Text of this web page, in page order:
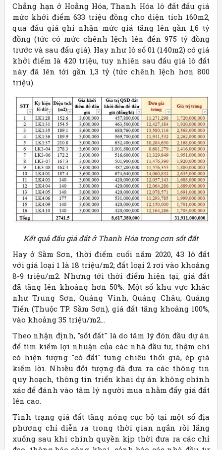
Chẳng hạn ở Hoằng Hóa, Thanh Hóa lô đất đấu giá
mức khởi điểm 633 triệu đồng cho diện tích 160m2,
qua đấu giá ghi nhận mức giá tăng lên gần 1,6 tỷ
đồng (tức có mức chênh lệch lên đến 975 tỷ đồng
trước và sau đấu giá). Hay như lô số 01 (140m2) có giá
khởi điểm là 420 triệu, tuy nhiên sau đấu giá lô đất
này đã lên tới gần 1,3 tỷ (tức chênh lệch hơn 800
triệu).
Kết quả đấu giá đất ở Thanh Hóa trong cơn sốt đất
Hay ở Sầm Sơn, thời điểm cuối năm 2020, 43 lô đất
với giá loại 1 là 18 triệu/m2; đất loại 2 rơi vào khoảng
8-9 triệu/m2. Nhưng tới thời điểm hiện tại, giá đất
đã tăng lên khoảng hơn 50%. Một số khu vực khác
như Trung Sơn, Quảng Vinh, Quảng Châu, Quảng
Tiến (Thuộc TP. Sầm Sơn), giá đất tăng khoảng 100%,
vào khoảng 35 triệu/m2...
Theo nhận định, "sốt đất" là do tâm lý đón đầu dự án
để tìm kiếm lợi nhuận của các nhà đầu tư, thậm chí
có hiện tượng "cò đất" tung chiêu thổi giá, ép giá
kiếm lời. Nhiều đối tượng đã đưa ra các thông tin
quy hoạch, thông tin triển khai dự án không chính
xác để đánh vào tâm lý người mua nhằm đẩy giá đất
lên cao.
Tình trạng giá đất tăng nóng cục bộ tại một số địa
phương chỉ diễn ra trong thời gian ngắn rồi lắng
xuống sau khi chính quyền kịp thời đưa ra các chỉ